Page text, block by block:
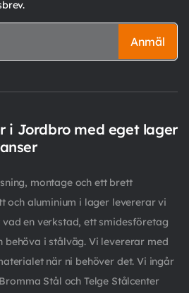
Anmäl
i Jordbro med eget lager
montage och ett brett
och aluminium i lager levererar vi
en verkstad, ett smidesföretag
i stålväg. Vi levererar med
när ni behöver det. Vi ingår
Stål och Telge Stålcenter